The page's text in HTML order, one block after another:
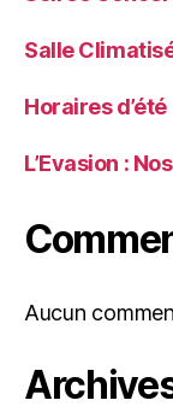
Salle
Horaires d’été
L’Evasion :
Aucun